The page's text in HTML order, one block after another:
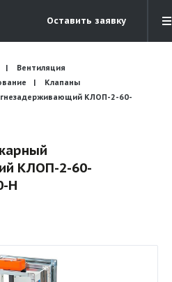
Оставить заявку
Бесплатный звонок
8 (495) 532-45-07
Вентиляция
Клапаны
КЛОП-2-60-
КЛОП-2-60-
Н